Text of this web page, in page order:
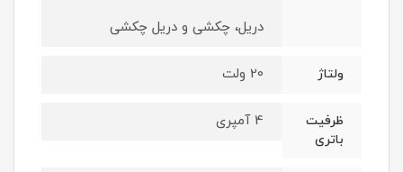
دریل، چکشی و دریل چکشی
ولتاژ 20 ولت
ظرفیت
باتری
4 آمپری